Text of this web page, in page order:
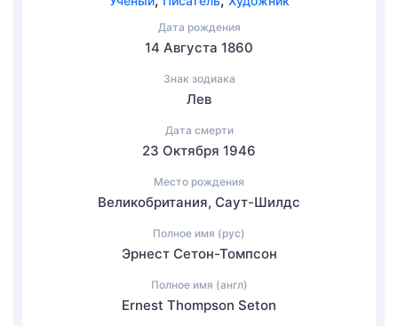
Дата рождения
14 Августа 1860
Знак зодиака
Лев
Дата смерти
23 Октября 1946
Место рождения
Великобритания, Саут-Шилдс
Полное имя (рус)
Эрнест Сетон-Томпсон
Полное имя (англ)
Ernest Thompson Seton